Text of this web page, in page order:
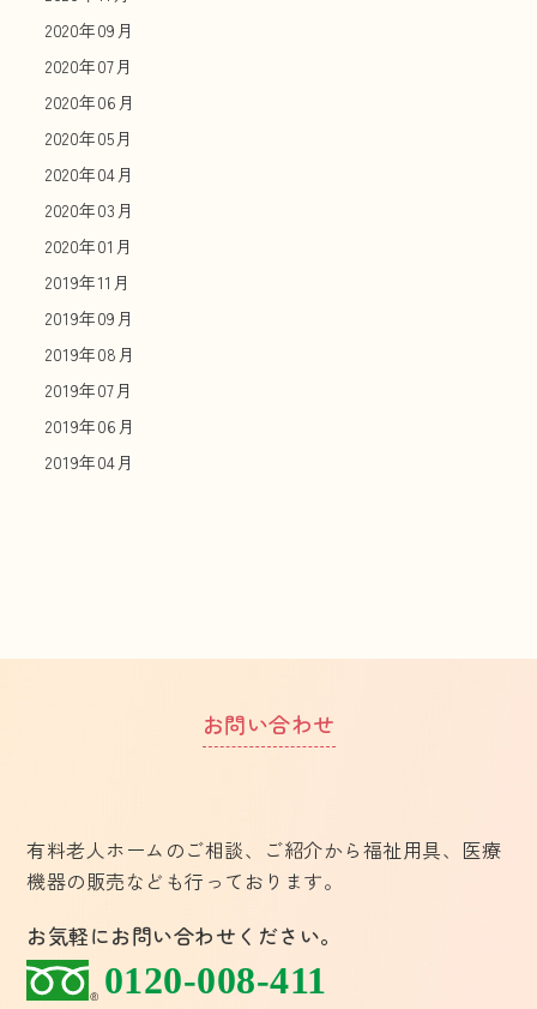
2020年09月
2020年07月
2020年06月
2020年05月
2020年04月
2020年03月
2020年01月
2019年11月
2019年09月
2019年08月
2019年07月
2019年06月
2019年04月
お問い合わせ
有料老人ホームのご相談、ご紹介から福祉用具、医療
機器の販売なども行っております。
お気軽にお問い合わせください。
0120-008-411